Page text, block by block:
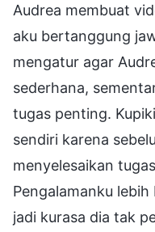
Audrea membuat
aku bertanggung
mengatur agar
sederhana,
tugas penting.
sendiri karena
menyelesaikan
Pengalamanku
jadi kurasa dia tak